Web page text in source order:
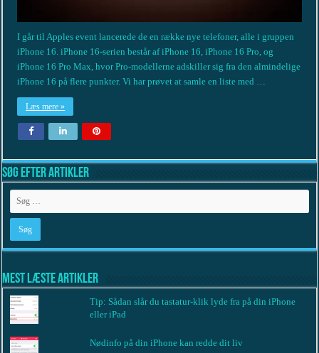
I går til Apples event lancerede de en række nye telefoner, alle i gruppen
iPhone 16. iPhone 16-serien består af iPhone 16, iPhone 16 Pro, og
iPhone 16 Pro Max, hvor Pro-modellerne adskiller sig fra den almindelige
iPhone 16 på flere punkter. Vi har prøvet at samle en liste med …
Læs mere »
Søg efter artikler
Mest læste artikler
Tip: Sådan slår du tastatur-klik lyde fra på din iPhone
eller iPad
Nødinfo på din iPhone kan redde dit liv